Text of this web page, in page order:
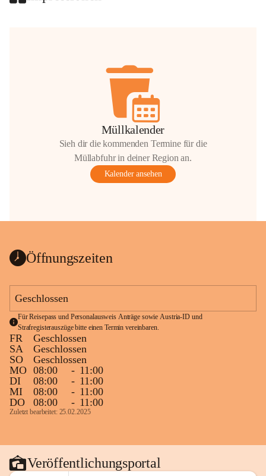
Müllkalender
Sieh dir die kommenden Termine für die
Müllabfuhr in deiner Region an.
Kalender ansehen
Öffnungszeiten
Geschlossen
Für Reisepass und Personalausweis Anträge sowie Austria-ID und
Strafregisterauszüge bitte einen Termin vereinbaren.
FR
Geschlossen
SA
Geschlossen
SO
Geschlossen
MO 08:00 - 11:00
DI
08:00 - 11:00
MI
08:00 - 11:00
DO
08:00 - 11:00
Zuletzt bearbeitet: 25.02.2025
Veröffentlichungsportal